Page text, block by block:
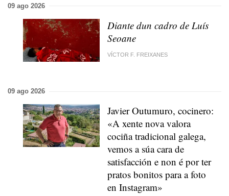
09 ago 2026
Diante dun cadro de Luís
Seoane
VÍCTOR F. FREIXANES
09 ago 2026
Javier Outumuro, cocinero:
«A xente nova valora
cociña tradicional galega,
vemos a súa cara de
satisfacción e non é por ter
pratos bonitos para a foto
en Instagram»